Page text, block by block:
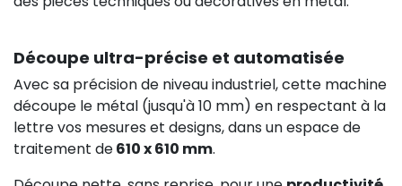
Découpe ultra-précise et automatisée
Avec sa précision de niveau industriel, cette machine
découpe le métal (jusqu'à 10 mm) en respectant à la
lettre vos mesures et designs, dans un espace de
traitement de610 x 610 mm.